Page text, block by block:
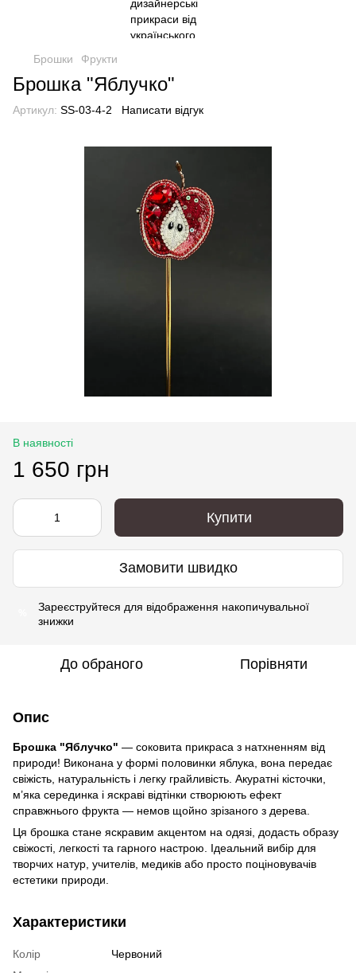
Брошки Фрукти
Брошка "Яблучко"
Артикул: SS-03-4-2 Написати відгук
В наявності
1 650 грн
Купити
Замовити швидко
Зареєструйтеся для відображення накопичувальної
знижки
До обраного Порівняти
Опис
Брошка "Яблучко" — соковита прикраса з натхненням від
природи! Виконана у формі половинки яблука, вона передає
свіжість, натуральність і легку грайливість. Акуратні кісточки,
м’яка серединка і яскраві відтінки створюють ефект
справжнього фрукта — немов щойно зрізаного з дерева.
Ця брошка стане яскравим акцентом на одязі, додасть образу
свіжості, легкості та гарного настрою. Ідеальний вибір для
творчих натур, учителів, медиків або просто поціновувачів
естетики природи.
Характеристики
Колір
Червоний